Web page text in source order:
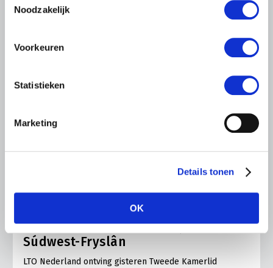
Noodzakelijk
Voorkeuren
Statistieken
Marketing
Details tonen
OK
6 AUGUSTUS 2026
Kamerlid Goudzwaard (JA21)
bezoekt melkveehouderij in
Súdwest-Fryslân
LTO Nederland ontving gisteren Tweede Kamerlid